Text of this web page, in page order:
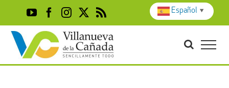
content
YouTubeFacebook
Instagram
X Rss
Español ▼